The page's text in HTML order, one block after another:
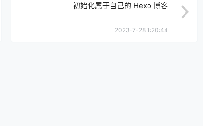
初始化属于自己的 Hexo 博客
2023-7-28 1:20:44